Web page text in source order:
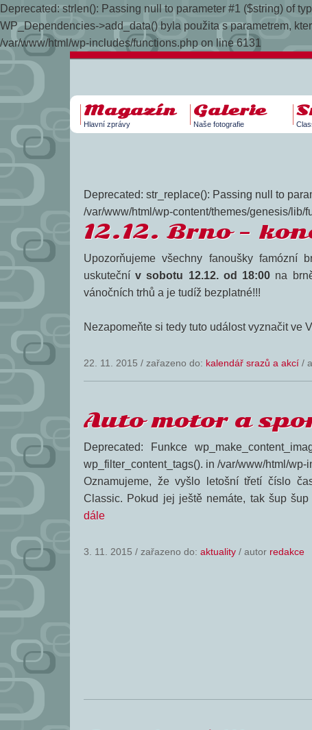
Deprecated: strlen(): Passing null to parameter #1 ($string) of
WP_Dependencies->add_data() byla použita s parametrem,
/var/www/html/wp-includes/functions.php on line 6131
Magazín
Hlavní zprávy
Galerie
Naše fotografie
Deprecated: str_replace(): Passing null to
/var/www/html/wp-content/themes/genesis/lib/
12.12. Brno –
Upozorňujeme všechny fanoušky famózní
uskutečnív sobotu 12.12. od 18:00 na
vánočních trhů a je tudíž bezplatné!!!
Nezapomeňte si tedy tuto událost vyznačit ve
22. 11. 2015 / zařazeno do: kalendář srazů a akcí /
Auto motor a
Deprecated: Funkce
wp_filter_content_tags(). in /var/www/html/
Oznamujeme, že vyšlo letošní třetí číslo
Classic. Pokud jej ještě nemáte, tak šup šup
dále
3. 11. 2015 / zařazeno do: aktuality / autor redakce